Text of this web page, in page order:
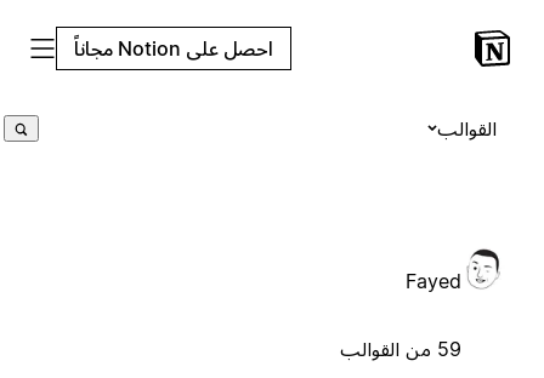
احصل على Notion مجاناً
القوالب
Fayed